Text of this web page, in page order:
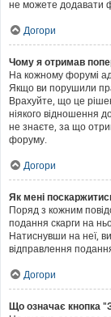
не можете додавати
Догори
Чому я отримав
На кожному форумі
Якщо ви порушили
Врахуйте, що це
ніякого відношення
не знаєте, за що
форуму.
Догори
Як мені
Поряд з кожним
подання скарги на
Натиснувши на неї,
відправлення
Догори
Що означає кнопка